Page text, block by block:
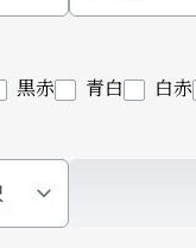
黒赤 青白 白赤